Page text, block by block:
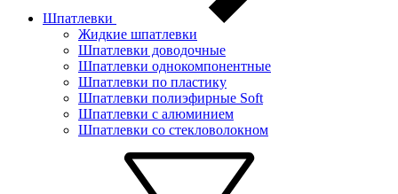
Шпатлевки
Жидкие шпатлевки
Шпатлевки доводочные
Шпатлевки однокомпонентные
Шпатлевки по пластику
Шпатлевки полиэфирные Soft
Шпатлевки с алюминием
Шпатлевки со стекловолокном